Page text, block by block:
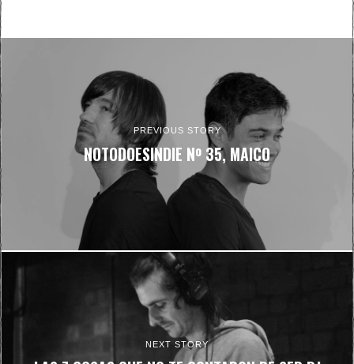
PREVIOUS STORY
NOTODOESINDIE Nº 35, MAICO
NEXT STORY